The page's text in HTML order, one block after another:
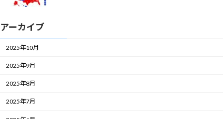
アーカイブ
2025年10月
2025年9月
2025年8月
2025年7月